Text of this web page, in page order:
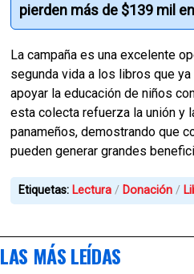
pierden más de $139 mil
La campaña es una excelente
segunda vida a los libros que
apoyar la educación de niños
esta colecta refuerza la unión y
panameños, demostrando que
pueden generar grandes
Etiquetas: Lectura Donación
LAS MÁS LEÍDAS